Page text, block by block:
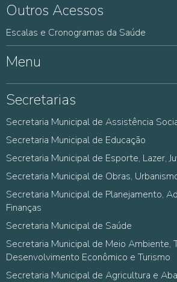
Outros Acessos
Escalas e Cronogramas da Saúde
Menu
Secretarias
Secretaria Municipal de Assistência
Secretaria Municipal de Educação
Secretaria Municipal de Esporte, Lazer,
Secretaria Municipal de Obras,
Secretaria Municipal de Planejamento,
Finanças
Secretaria Municipal de Saúde
Secretaria Municipal de Meio Ambiente,
Desenvolvimento Econômico e Turismo
Secretaria Municipal de Agricultura e